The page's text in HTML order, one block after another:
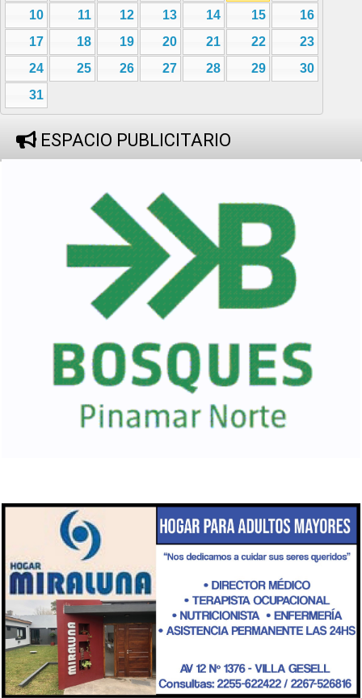
10 11 12 13 14 15
16
17
18 19 20 21 22
23
24
25 26 27 28 29
30
31
ESPACIO PUBLICITARIO